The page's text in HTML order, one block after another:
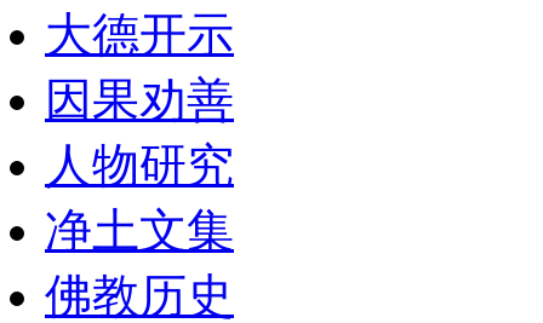
大德开示
因果劝善
人物研究
净土文集
佛教历史